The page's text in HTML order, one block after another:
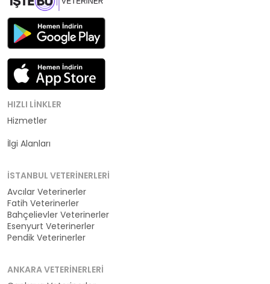
HIZLI LINKLER
Hizmetler
İlgi Alanları
İSTANBUL VETERINERLERI
Avcılar Veterinerler
Fatih Veterinerler
Bahçelievler Veterinerler
Esenyurt Veterinerler
Pendik Veterinerler
ANKARA VETERINERLERI